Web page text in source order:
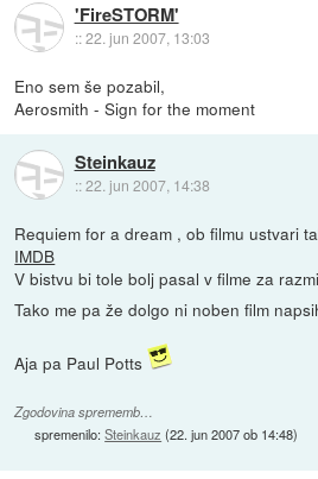
'FireSTORM'
::22. jun 2007, 13:03
Eno sem še pozabil,
Aerosmith - Sign for the moment
Steinkauz
::22. jun 2007, 14:38
Requiem for a dream , ob filmu ustvari
IMDB
V bistvu bi tole bolj pasal v filme za
Tako me pa že dolgo ni noben film
Aja pa Paul Potts
Zgodovina sprememb…
spremenilo:Steinkauz (22. jun 2007 ob 14:48)